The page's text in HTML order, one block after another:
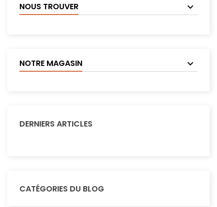
NOUS TROUVER
NOTRE MAGASIN
DERNIERS ARTICLES
CATÉGORIES DU BLOG